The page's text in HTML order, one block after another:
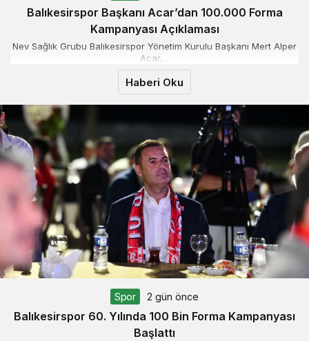
Balıkesirspor Başkanı Acar’dan 100.000 Forma
Kampanyası Açıklaması
Nev Sağlık Grubu Balıkesirspor Yönetim Kurulu Başkanı Mert Alper
Acar,...
Haberi Oku
Spor 2 gün önce
Balıkesirspor 60. Yılında 100 Bin Forma Kampanyası
Başlattı